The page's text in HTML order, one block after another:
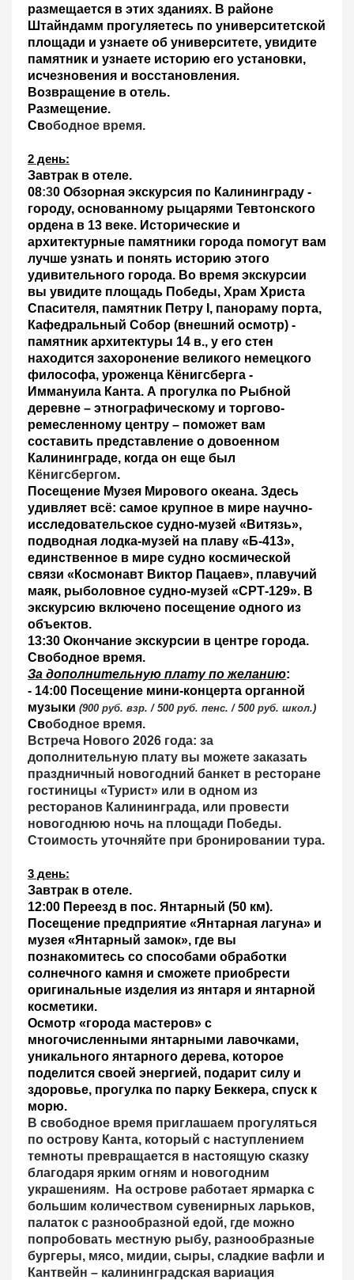
размещается в этих зданиях. В районе
Штайндамм прогуляетесь по университетской
площади и узнаете об университете, увидите
памятник и узнаете историю его установки,
исчезновения и восстановления.
Возвращение в отель.
Размещение.
Свободное время.
2 день:
Завтрак в отеле.
08:30 Обзорная экскурсия по Калининграду -
городу, основанному рыцарями Тевтонского
ордена в 13 веке. Исторические и
архитектурные памятники города помогут вам
лучше узнать и понять историю этого
удивительного города. Во время экскурсии
вы увидите площадь Победы, Храм Христа
Спасителя, памятник Петру I, панораму порта,
Кафедральный Собор (внешний осмотр) -
памятник архитектуры 14 в., у его стен
находится захоронение великого немецкого
философа, уроженца Кёнигсберга -
Иммануила Канта. А прогулка по Рыбной
деревне – этнографическому и торгово-
ремесленному центру – поможет вам
составить представление о довоенном
Калининграде, когда он еще был
Кёнигсбергом.
Посещение Музея Мирового океана. Здесь
удивляет всё: самое крупное в мире научно-
исследовательское судно-музей «Витязь»,
подводная лодка-музей на плаву «Б-413»,
единственное в мире судно космической
связи «Космонавт Виктор Пацаев», плавучий
маяк, рыболовное судно-музей «СРТ-129». В
экскурсию включено посещение одного из
объектов.
13:30 Окончание экскурсии в центре города.
Свободное время.
За дополнительную плату по желанию:
- 14:00 Посещение мини-концерта органной
музыки (900 руб. взр. / 500 руб. пенс. / 500 руб. школ.)
Свободное время.
Встреча Нового 2026 года: за
дополнительную плату вы можете заказать
праздничный новогодний банкет в ресторане
гостиницы «Турист» или в одном из
ресторанов Калининграда, или провести
новогоднюю ночь на площади Победы.
Стоимость уточняйте при бронировании тура.
3 день:
Завтрак в отеле.
12:00 Переезд в пос. Янтарный (50 км).
Посещение предприятие «Янтарная лагуна» и
музея «Янтарный замок», где вы
познакомитесь со способами обработки
солнечного камня и сможете приобрести
оригинальные изделия из янтаря и янтарной
косметики.
Осмотр «города мастеров» с
многочисленными янтарными лавочками,
уникального янтарного дерева, которое
поделится своей энергией, подарит силу и
здоровье, прогулка по парку Беккера, спуск к
морю.
В свободное время приглашаем прогуляться
по острову Канта, который с наступлением
темноты превращается в настоящую сказку
благодаря ярким огням и новогодним
украшениям. На острове работает ярмарка с
большим количеством сувенирных ларьков,
палаток с разнообразной едой, где можно
попробовать местную рыбу, разнообразные
бургеры, мясо, мидии, сыры, сладкие вафли и
Кантвейн – калининградская вариация